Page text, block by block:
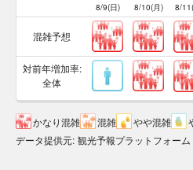
8/9(日) 8/10(月) 8/
混雑予想
対前年増加率:
全体
かなり混雑 混雑 やや混雑
データ提供元: 観光予報プラットフォーム